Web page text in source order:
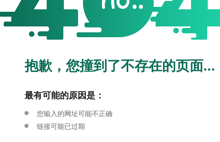
抱歉，您撞到了不存在的页面...
最有可能的原因是：
您输入的网址可能不正确
链接可能已过期